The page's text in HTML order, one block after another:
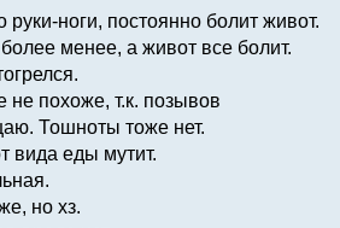
руки-ноги, постоянно болит живот.
менее, а живот все болит.
не похоже, т.к. позывов
Тошноты тоже нет.
вида еды мутит.
но хз.